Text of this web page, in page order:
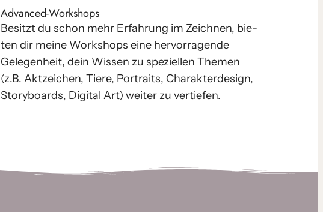
Advanced-Workshops
Besitzt du schon mehr Erfahrung im Zeichnen, bie­
ten dir mei­ne Workshops eine her­vor­ra­gen­de
Gelegenheit, dein Wissen zu spe­zi­el­len Themen
(z.B. Aktzeichen, Tiere, Portraits, Charakterdesign,
Storyboards, Digital Art) wei­ter zu ver­tie­fen.